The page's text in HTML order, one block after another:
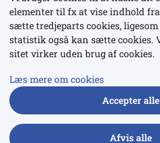
Links
Udgivelser
Data- og privatlivspolitik
elementer til fx at vise indhold
sætte tredjeparts cookies,
statistik også kan sætte cookies.
sitet virker uden brug af cookies.
Læs mere om cookies
Accepter alle
Afvis alle